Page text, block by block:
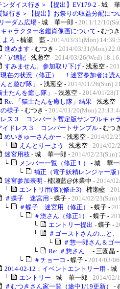
ンダイス行き＞【提出】EV179-2 - 城
疑行き＞【提出】お祭りの収益分配につ
ーダム広場 - 城 華一郎 - 2011/12/
キャラクター名鑑肖像画について - むつ
よろ - 楠瀬 藍 - 2014/03/31(Mon)
進めます - むつき - 2014/03/31(Mon)
` )ﾉ追記 - 浅葱空 - 2014/03/26(Wed)
すみません。参加取り下げ - 浅葱空 -
在の状況（修正） ！迷宮参加者は読
と遊び隊」 - 浅葱空 - 2014/01/26(Sun)
士たんを癒し隊」 - 浅葱空 - 2014/01/
Re: 「猫士たんを癒し隊」結果 - 浅葱空 -
様子- むつき - 2014/01/20(Mon)
レス３ コンバート暫定版サンプルキャ
イドレス３ コンバートサンプル - むつ
めいきゅーさんかー - 浅葱空 - 2014/02/
└
えんとりーよう - 浅葱空 - 2014/02/
迷宮用枝 - 城 華一郎 - 2014/02/23(Sun)
└
メンバー一覧（修正１）
- 城 華
└
補正（電子妖精レンジャー版
迷宮参加表明 - 楠瀬藍@休業中 - 2014/
└
エントリ用(仮)(修正3) - 楠瀬藍 -
＃蝶子 迷宮用 - 蝶子 - 2014/02/23(Sun)
└
＃蝶子 迷宮用（修正） - 蝶子 -
└
＃惣さん（修正1） - 蝶子 -
└
エントリー提出 - 蝶子 -
└
＃ゴーストさんの…と、
└
＃惣一郎さん＆ゴ
└
Re: ＃惣さん
- 三園晶 -
└
＃チョーコ - 蝶子 - 2014/03/
2014-02-12：イベントエントリー用 -
└
エントリー - 城 華一郎 - 2014/02/
＃むつきさん家一覧（途中1/19更新）
-